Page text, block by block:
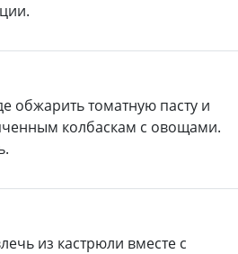
обжарить томатную пасту и
колбаскам с овощами.
из кастрюли вместе с